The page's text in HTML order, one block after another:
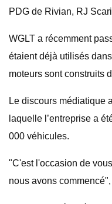
PDG de Rivian, RJ
WGLT a récemment
étaient déjà utilisés
moteurs sont construits
Le discours médiatique
laquelle l’entreprise a
000 véhicules.
"C'est l'occasion de
nous avons